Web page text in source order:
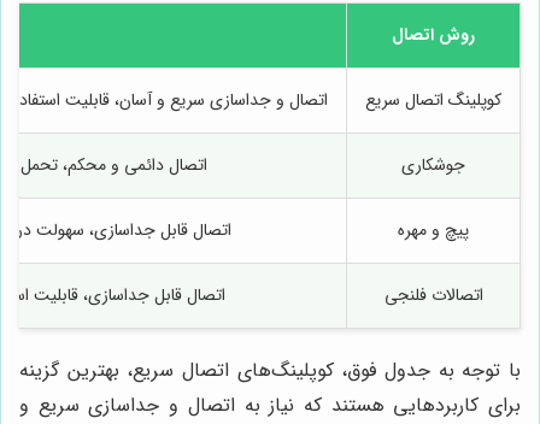
روش اتصال
کوپلینگ اتصال سریع اتصال و جداسازی سریع و آسان، قابلیت
جوشکاری اتصال دائمی و محکم، تحمل
پیچ و مهره اتصال قابل جداسازی، سهولت در
اتصالات فلنجی اتصال قابل جداسازی، قابلیت
با توجه به جدول فوق، کوپلینگ‌های اتصال سریع، بهترین گزینه
برای کاربردهایی هستند که نیاز به اتصال و جداسازی سریع و